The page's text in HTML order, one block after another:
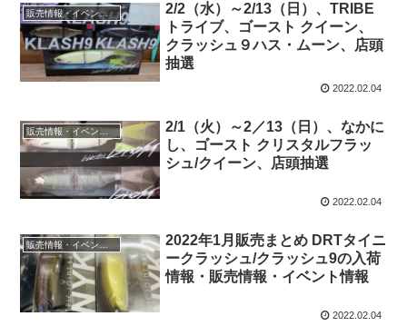
販売情報・イベント情報
2/2（水）～2/13（日）、TRIBE
トライブ、ゴースト クイーン、
クラッシュ９ハス・ムーン、店頭
抽選
2022.02.04
販売情報・イベント情報
2/1（火）～2／13（日）、なかに
し、ゴースト クリスタルフラッ
シュ/クイーン、店頭抽選
2022.02.04
販売情報・イベント情報
2022年1月販売まとめ DRTタイニ
ークラッシュ/クラッシュ9の入荷
情報・販売情報・イベント情報
2022.02.04